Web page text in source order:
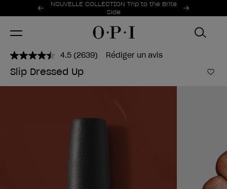
Offres promotionnelles
NOUVELLE COLLECTION Trip to the Brite
Side
Item 1 of 2
4.5 Lire
2639
avis.
page.
(2639) Rédiger un avis
Slip Dressed Up